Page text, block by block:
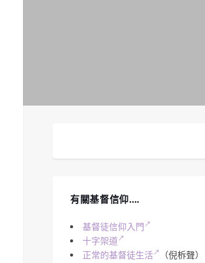
有關基督信仰….
基督徒信仰入門
十字架道
正常的基督徒生活
（倪柝聲）